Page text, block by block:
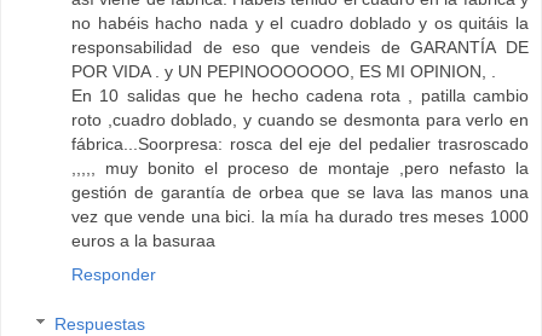
no habéis hacho nada y el cuadro doblado y os quitáis la
responsabilidad de eso que vendeis de GARANTÍA DE
POR VIDA . y UN PEPINOOOOOOO, ES MI OPINION, .
En 10 salidas que he hecho cadena rota , patilla cambio
roto ,cuadro doblado, y cuando se desmonta para verlo en
fábrica...Soorpresa: rosca del eje del pedalier trasroscado
,,,,, muy bonito el proceso de montaje ,pero nefasto la
gestión de garantía de orbea que se lava las manos una
vez que vende una bici. la mía ha durado tres meses 1000
euros a la basuraa
Responder
Respuestas